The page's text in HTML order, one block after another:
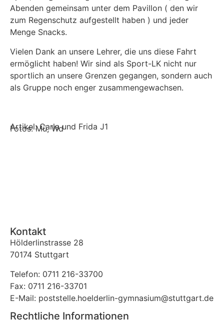
Abenden gemeinsam unter dem Pavillon ( den wir
zum Regenschutz aufgestellt haben ) und jeder
Menge Snacks.
Vielen Dank an unsere Lehrer, die uns diese Fahrt
ermöglicht haben! Wir sind als Sport-LK nicht nur
sportlich an unsere Grenzen gegangen, sondern auch
als Gruppe noch enger zusammengewachsen.
Artikel: Carla und Frida J1
Fotos: Mü, Wd
Kontakt
Hölderlinstrasse 28
70174 Stuttgart
Telefon: 0711 216-33700
Fax: 0711 216-33701
E-Mail: poststelle.hoelderlin-gymnasium@stuttgart.de
Rechtliche Informationen